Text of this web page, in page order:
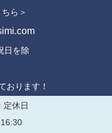
ら＞
日を除
おります！
定休日